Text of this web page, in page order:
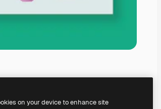
on your device to enhance site